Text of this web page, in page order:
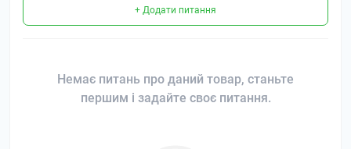
+ Додати питання
Немає питань про даний товар, станьте
першим і задайте своє питання.